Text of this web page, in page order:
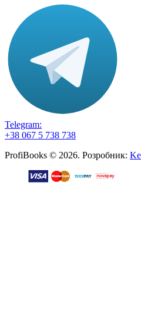
Telegram:
+38 067 5 738 738
ProfiBooks © 2026. Розробник: